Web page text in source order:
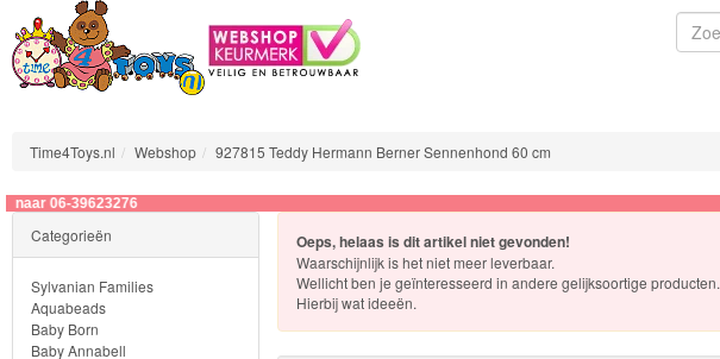
Sylvanian
Families
Aquabeads
Time4Toys.nl Webshop 927815 Teddy Hermann Berner Sennenhond 60 cm
Oeps, helaas is dit artikel niet gevonden!
Waarschijnlijk is het niet meer leverbaar.
Wellicht ben je geïnteresseerd in andere gelijksoortige producten.
Hierbij wat ideeën.
Categorieën
Sylvanian Families
Aquabeads
Baby Born
Baby Annabell